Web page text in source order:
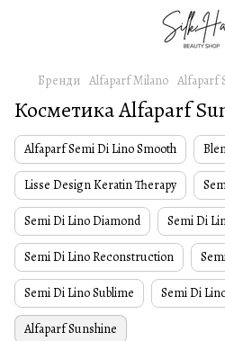
Бренди Alfaparf Milano Alfaparf
Косметика Alfaparf
Alfaparf Semi Di Lino Smooth
Lisse Design Keratin Therapy
Semi Di Lino Diamond Semi Di
Semi Di Lino Reconstruction
Semi Di Lino Sublime Semi Di
Alfaparf Sunshine